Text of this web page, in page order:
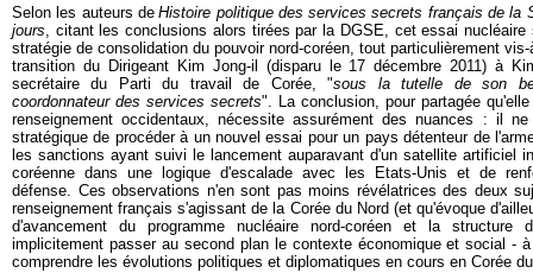
Selon les auteurs de Histoire politique des services secrets français de la
jours, citant les conclusions alors tirées par la DGSE, cet essai
stratégie de consolidation du pouvoir nord-coréen, tout particulièrement
transition du Dirigeant Kim Jong-il (disparu le 17 décembre 2011) à
secrétaire du Parti du travail de Corée, "sous la tutelle de son
coordonnateur des services secrets". La conclusion, pour partagée
renseignement occidentaux, nécessite assurément des nuances : il
stratégique de procéder à un nouvel essai pour un pays détenteur de
les sanctions ayant suivi le lancement auparavant d'un satellite artificiel
coréenne dans une logique d'escalade avec les Etats-Unis et de
défense. Ces observations n'en sont pas moins révélatrices des deux
renseignement français s'agissant de la Corée du Nord (et qu'évoque
d'avancement du programme nucléaire nord-coréen et la structure
implicitement passer au second plan le contexte économique et social -
comprendre les évolutions politiques et diplomatiques en cours en Corée